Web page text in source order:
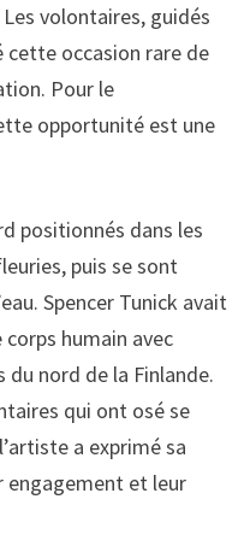
volontaires, guidés
cette occasion rare de
Pour le
opportunité est une
positionnés dans les
puis se sont
Spencer Tunick avait
humain avec
du nord de la Finlande.
qui ont osé se
a exprimé sa
et leur